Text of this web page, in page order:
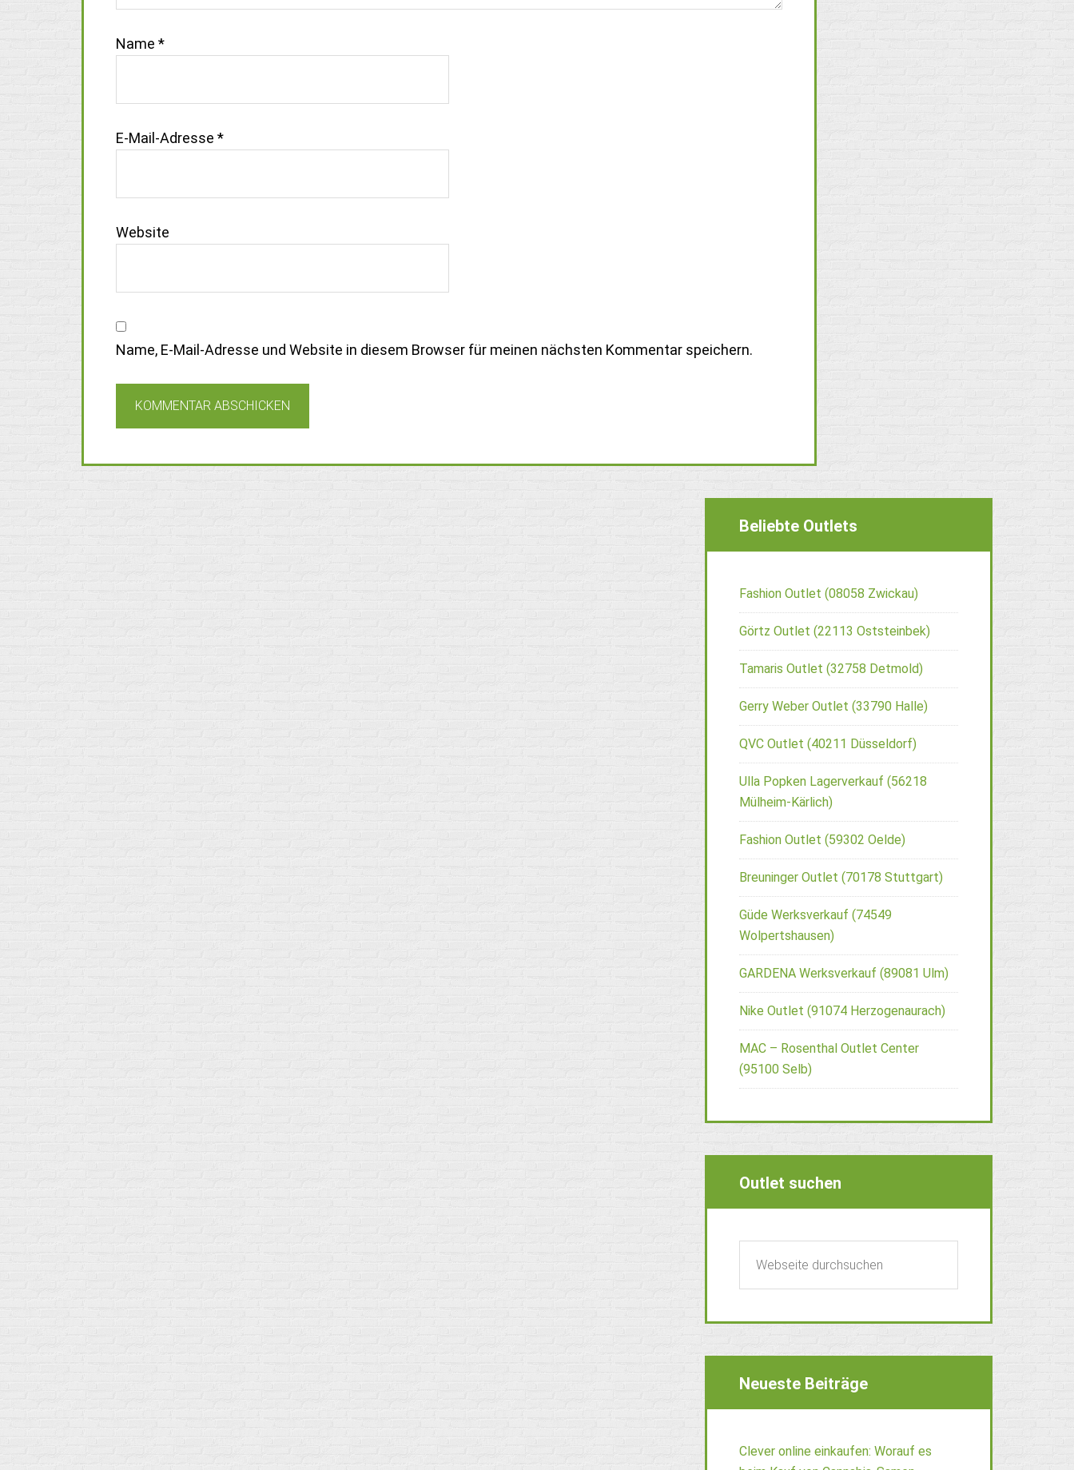
Name *
E-Mail-Adresse *
Website
Name, E-Mail-Adresse und Website in diesem Browser für meinen nächsten Kommentar speichern.
Beliebte Outlets
Fashion Outlet (08058 Zwickau)
Görtz Outlet (22113 Oststeinbek)
Tamaris Outlet (32758 Detmold)
Gerry Weber Outlet (33790 Halle)
QVC Outlet (40211 Düsseldorf)
Ulla Popken Lagerverkauf (56218
Mülheim-Kärlich)
Fashion Outlet (59302 Oelde)
Breuninger Outlet (70178 Stuttgart)
Güde Werksverkauf (74549
Wolpertshausen)
GARDENA Werksverkauf (89081 Ulm)
Nike Outlet (91074 Herzogenaurach)
MAC – Rosenthal Outlet Center
(95100 Selb)
Outlet suchen
Neueste Beiträge
Clever online einkaufen: Worauf es